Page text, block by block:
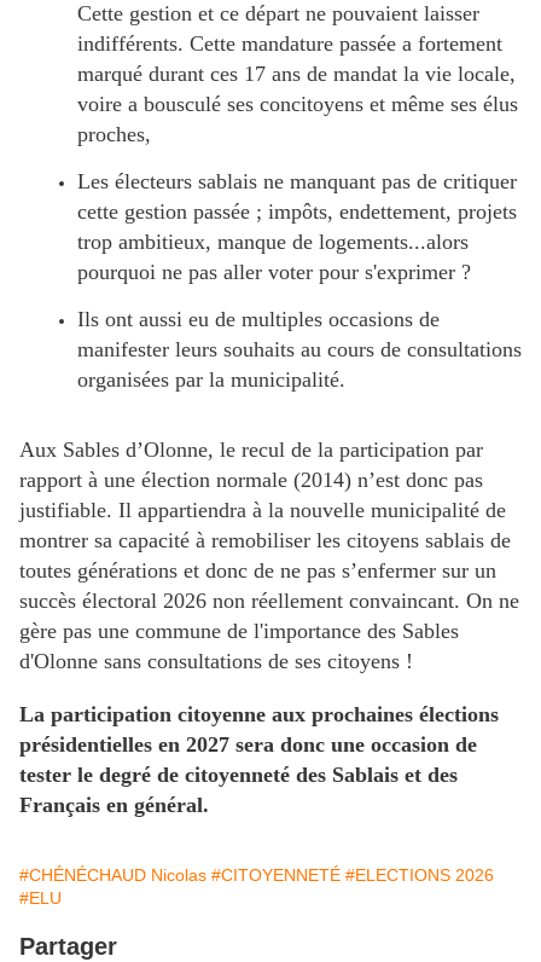
Cette gestion et ce départ ne pouvaient laisser
indifférents. Cette mandature passée a fortement
marqué durant ces 17 ans de mandat la vie locale,
voire a bousculé ses concitoyens et même ses élus
proches,
Les électeurs sablais ne manquant pas de critiquer
cette gestion passée ; impôts, endettement, projets
trop ambitieux, manque de logements...alors
pourquoi ne pas aller voter pour s'exprimer ?
Ils ont aussi eu de multiples occasions de
manifester leurs souhaits au cours de consultations
organisées par la municipalité.
Aux Sables d’Olonne, le recul de la participation par
rapport à une élection normale (2014) n’est donc pas
justifiable. Il appartiendra à la nouvelle municipalité de
montrer sa capacité à remobiliser les citoyens sablais de
toutes générations et donc de ne pas s’enfermer sur un
succès électoral 2026 non réellement convaincant. On ne
gère pas une commune de l'importance des Sables
d'Olonne sans consultations de ses citoyens !
La participation citoyenne aux prochaines élections
présidentielles en 2027 sera donc une occasion de
tester le degré de citoyenneté des Sablais et des
Français en général.
#CHÉNÉCHAUD Nicolas #CITOYENNETÉ #ELECTIONS 2026
#ELU
Partager